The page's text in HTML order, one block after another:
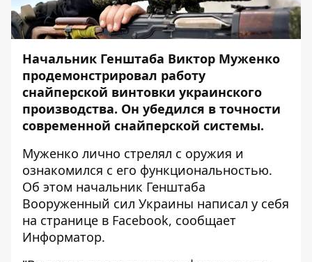
Начальник Генштаба Виктор Муженко
продемонстрировал работу
снайперской винтовки украинского
производства. Он убедился в точности
современной снайперской системы.
Муженко лично стрелял с оружия и
ознакомился с его функциональностью.
Об этом начальник Генштаба
Вооруженный сил Украины написал у себя
на странице в Facebook, сообщает
Информатор.